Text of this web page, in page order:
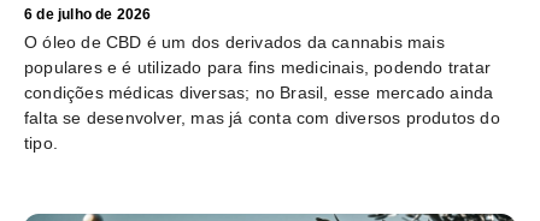
6 de julho de 2026
O óleo de CBD é um dos derivados da cannabis mais
populares e é utilizado para fins medicinais, podendo tratar
condições médicas diversas; no Brasil, esse mercado ainda
falta se desenvolver, mas já conta com diversos produtos do
tipo.